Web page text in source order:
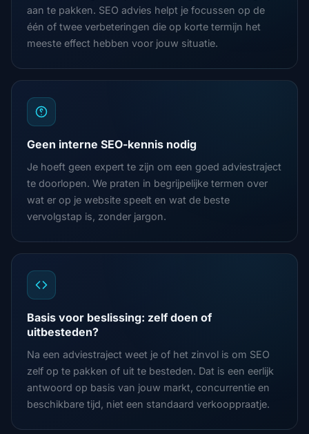
aan te pakken. SEO advies helpt je focussen op de
één of twee verbeteringen die op korte termijn het
meeste effect hebben voor jouw situatie.
Geen interne SEO-kennis nodig
Je hoeft geen expert te zijn om een goed adviestraject
te doorlopen. We praten in begrijpelijke termen over
wat er op je website speelt en wat de beste
vervolgstap is, zonder jargon.
Basis voor beslissing: zelf doen of
uitbesteden?
Na een adviestraject weet je of het zinvol is om SEO
zelf op te pakken of uit te besteden. Dat is een eerlijk
antwoord op basis van jouw markt, concurrentie en
beschikbare tijd, niet een standaard verkooppraatje.